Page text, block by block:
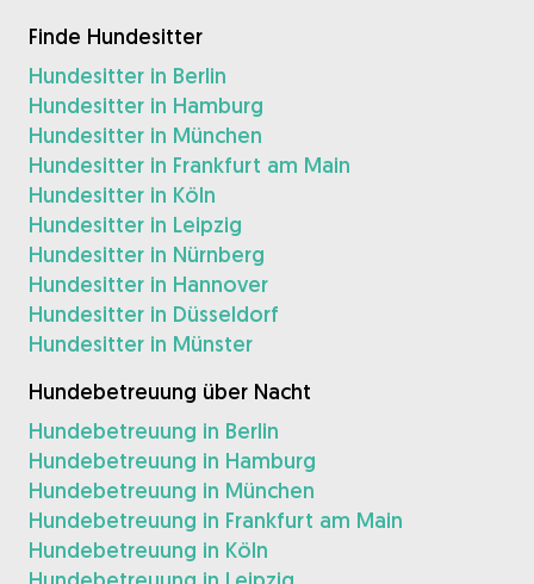
Finde Hundesitter
Hundesitter in Berlin
Hundesitter in Hamburg
Hundesitter in München
Hundesitter in Frankfurt am Main
Hundesitter in Köln
Hundesitter in Leipzig
Hundesitter in Nürnberg
Hundesitter in Hannover
Hundesitter in Düsseldorf
Hundesitter in Münster
Hundebetreuung über Nacht
Hundebetreuung in Berlin
Hundebetreuung in Hamburg
Hundebetreuung in München
Hundebetreuung in Frankfurt am Main
Hundebetreuung in Köln